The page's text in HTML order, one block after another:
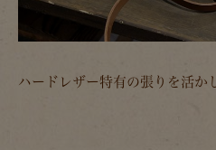
ハードレザー特有の張りを活か